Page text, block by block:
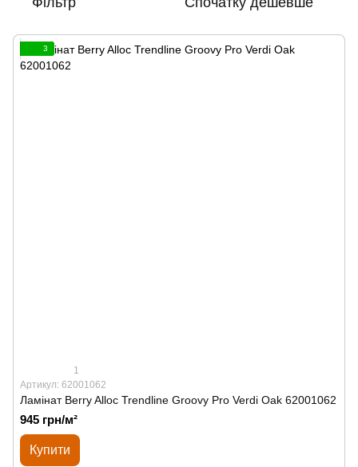
3
1
Артикул: 62001062
Ламінат Berry Alloc Trendline Groovy Pro Verdi Oak 62001062
945 грн/м²
Купити